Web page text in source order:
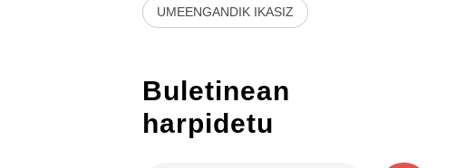
UMEENGANDIK IKASIZ
Buletinean
harpidetu